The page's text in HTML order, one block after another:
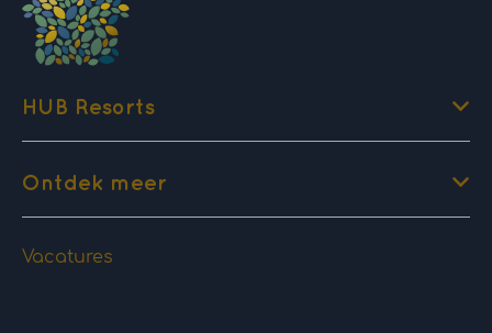
HUB Resorts
Ontdek meer
Vacatures